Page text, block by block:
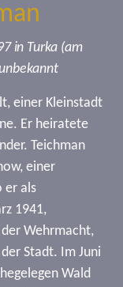
in Turka (am
einer Kleinstadt
Er heiratete
Teichman
einer
er als
1941,
Wehrmacht,
Stadt. Im Juni
Wald